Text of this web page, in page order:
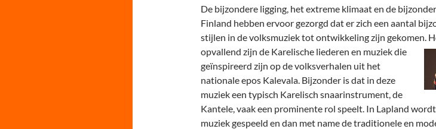
De bijzondere ligging, het extreme klimaat en de
Finland hebben ervoor gezorgd dat er zich een aantal
stijlen in de volksmuziek tot ontwikkeling zijn gekomen.
opvallend zijn de Karelische liederen en muziek die
geïnspireerd zijn op de volksverhalen uit het
nationale epos Kalevala. Bijzonder is dat in deze
muziek een typisch Karelisch snaarinstrument, de
Kantele, vaak een prominente rol speelt. In Lapland wordt
muziek gespeeld en dan met name de traditionele en